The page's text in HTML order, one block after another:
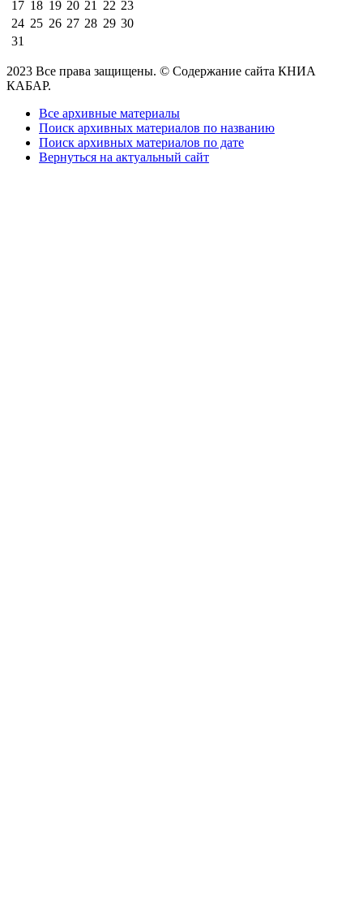
17 18 19 20 21 22 23
24 25 26 27 28 29 30
31
2023 Все права защищены. © Содержание сайта КНИА
КАБАР.
Все архивные материалы
Поиск архивных материалов по названию
Поиск архивных материалов по дате
Вернуться на актуальный сайт